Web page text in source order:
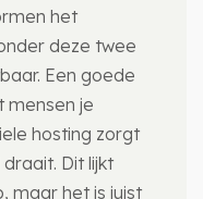
het
deze twee
Een goede
je
hosting zorgt
Dit lijkt
maar het is juist